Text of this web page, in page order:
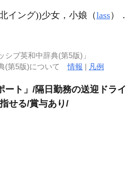
イング))少女，小娘（lass） ．
シブ英和中辞典(第5版)」
(第5版)について情報 | 凡例
ート」/隔日勤務の送迎ドライ
せる/賞与あり/